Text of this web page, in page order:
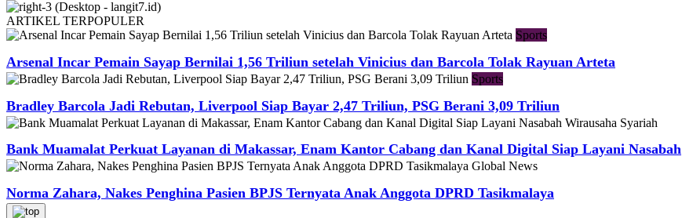
ARTIKEL TERPOPULER
Sports
Arsenal Incar Pemain Sayap Bernilai 1,56 Triliun setelah Vinicius dan Barcola Tolak Rayuan Arteta
Sports
Bradley Barcola Jadi Rebutan, Liverpool Siap Bayar 2,47 Triliun, PSG Berani 3,09 Triliun
Wirausaha Syariah
Bank Muamalat Perkuat Layanan di Makassar, Enam Kantor Cabang dan Kanal Digital Siap Layani Nasabah
Global News
Norma Zahara, Nakes Penghina Pasien BPJS Ternyata Anak Anggota DPRD Tasikmalaya